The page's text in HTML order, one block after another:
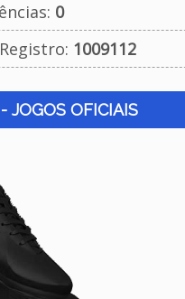
0
1009112
JOGOS OFICIAIS